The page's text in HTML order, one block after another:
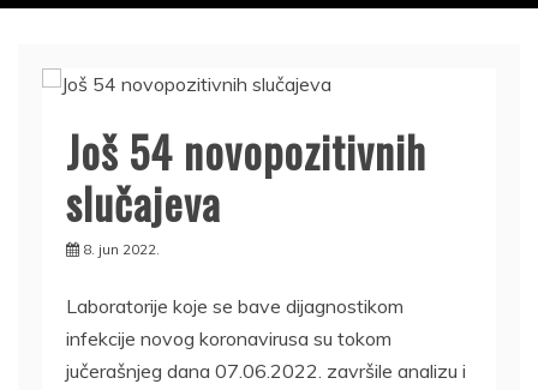
Još 54 novopozitivnih
slučajeva
8. jun 2022.
Laboratorije koje se bave dijagnostikom
infekcije novog koronavirusa su tokom
jučerašnjeg dana 07.06.2022. završile analizu i